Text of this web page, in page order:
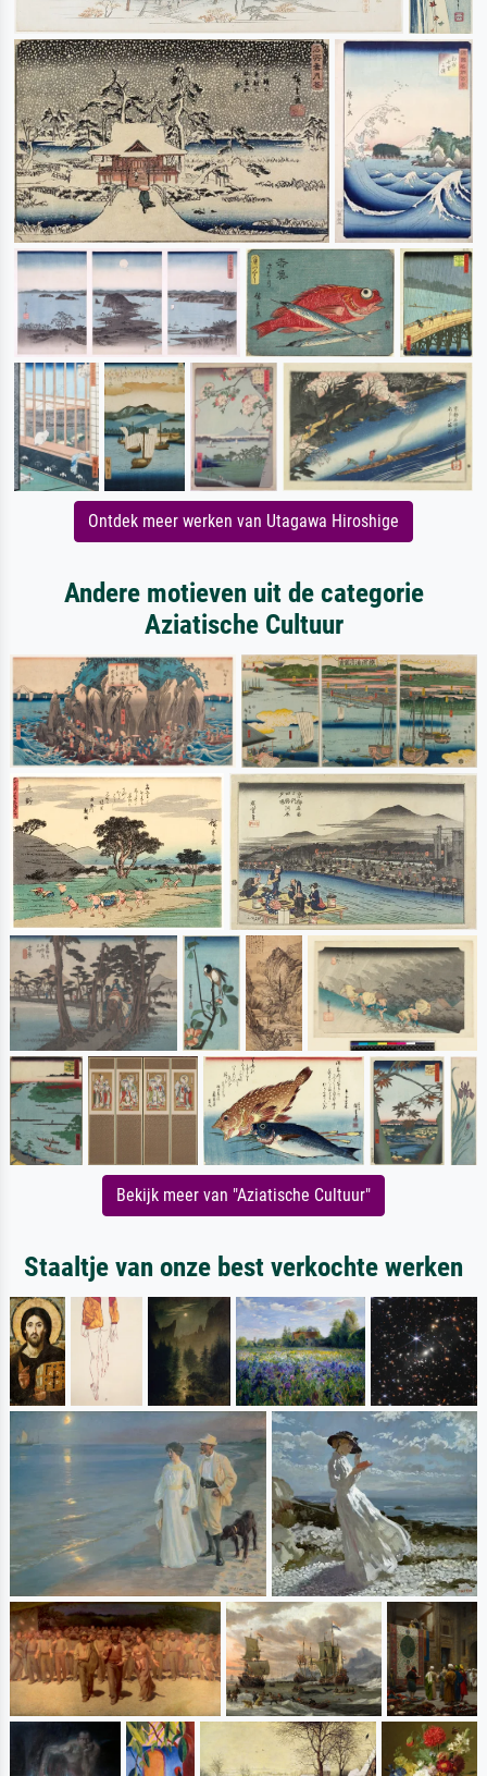
Ontdek meer werken van Utagawa Hiroshige
Andere motieven uit de categorie
Aziatische Cultuur
Bekijk meer van "Aziatische Cultuur"
Staaltje van onze best verkochte werken